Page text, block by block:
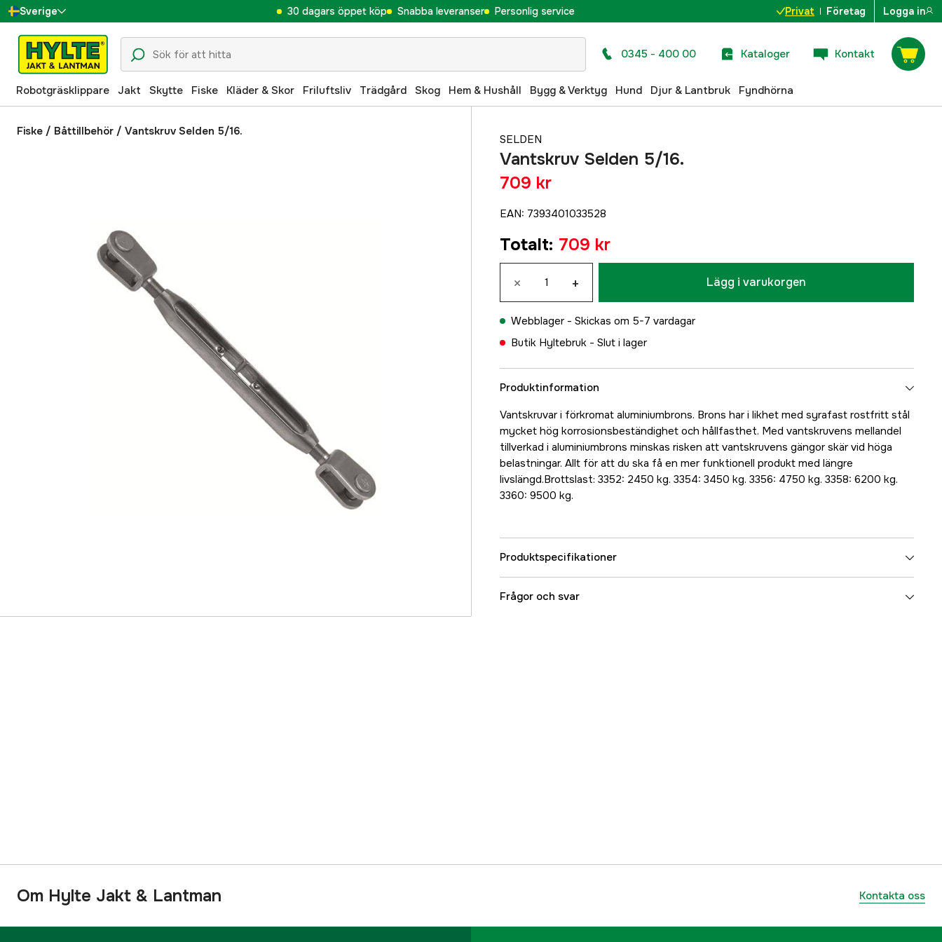
Sverige
Danmark
Suomi
Norge
Deutschland
30 dagars öppet köp Snabba leveranser Personlig service Privat Företag Logga in
0345 - 400 00 Kataloger Kontakt
Robotgräsklippare Jakt Skytte Fiske Kläder & Skor Friluftsliv Trädgård Skog Hem & Hushåll Bygg & Verktyg Hund Djur & Lantbruk Fyndhörna
Fiske / Båttillbehör / Vantskruv Selden 5/16.
SELDEN
Vantskruv Selden 5/16.
709 kr
EAN: 7393401033528
Totalt: 709 kr
× + Lägg i varukorgen
Webblager - Skickas om 5-7 vardagar
Butik Hyltebruk - Slut i lager
Produktinformation
Vantskruvar i förkromat aluminiumbrons. Brons har i likhet med syrafast rostfritt stål
mycket hög korrosionsbeständighet och hållfasthet. Med vantskruvens mellandel
tillverkad i aluminiumbrons minskas risken att vantskruvens gängor skär vid höga
belastningar. Allt för att du ska få en mer funktionell produkt med längre
livslängd.Brottslast: 3352: 2450 kg. 3354: 3450 kg. 3356: 4750 kg. 3358: 6200 kg.
3360: 9500 kg.
Produktspecifikationer
Referensnummer
Frågor och svar
Om Hylte Jakt & Lantman Kontakta oss